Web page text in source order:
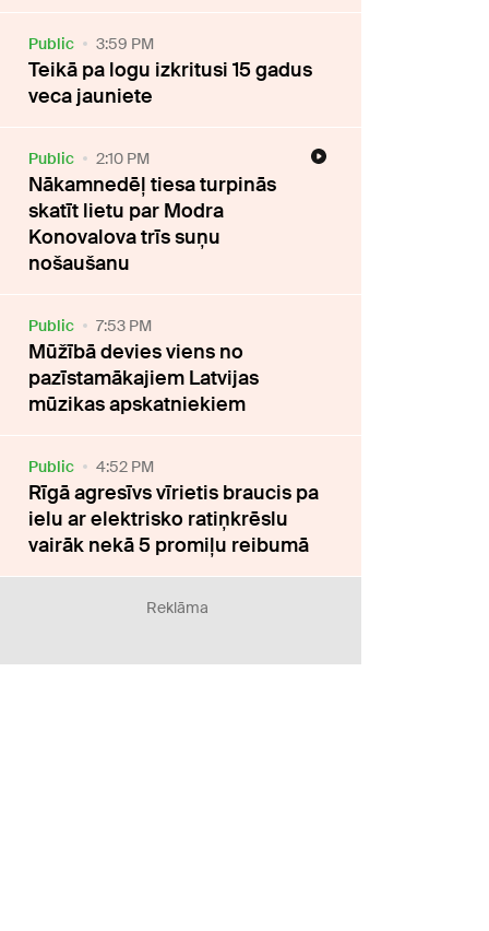
Public 3:59 PM
Teikā pa logu izkritusi 15 gadus
veca jauniete
Public 2:10 PM
Nākamnedēļ tiesa turpinās
skatīt lietu par Modra
Konovalova trīs suņu
nošaušanu
Public 7:53 PM
Mūžībā devies viens no
pazīstamākajiem Latvijas
mūzikas apskatniekiem
Public 4:52 PM
Rīgā agresīvs vīrietis braucis pa
ielu ar elektrisko ratiņkrēslu
vairāk nekā 5 promiļu reibumā
Reklāma